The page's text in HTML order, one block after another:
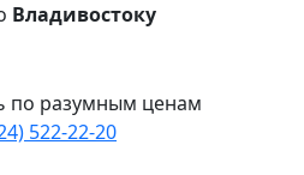
Владивостоку
по разумным ценам
522-22-20